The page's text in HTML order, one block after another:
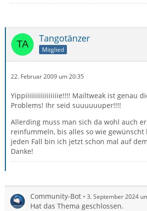
Tangotänzer
Mitglied
22. Februar 2009 um 20:35
Yippiiiiiiiiiiiiiiiiie!!!! Mailtweak ist genau
Problems! Ihr seid suuuuuuper!!!!
Allerding muss man sich da wohl auch
reinfummeln, bis alles so wie
jeden Fall bin ich jetzt schon mal auf
Danke!
Community-Bot 3. September 2024
Hat das Thema geschlossen.